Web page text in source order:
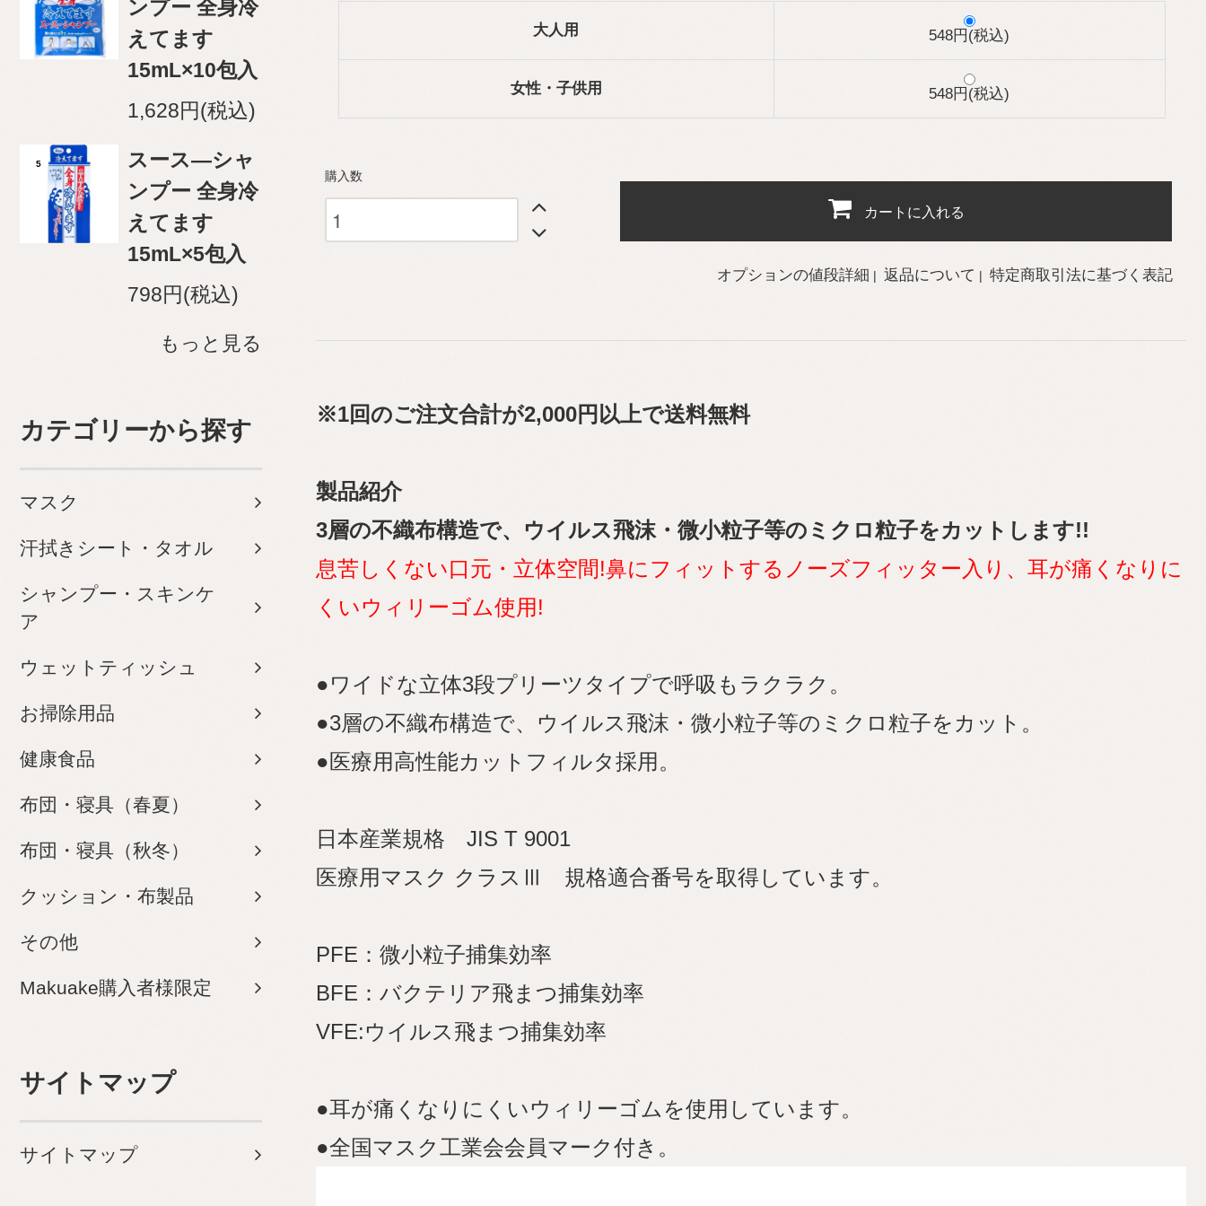
ンプー 全身冷
えてます
15mL×10包入
1,628円(税込)
5
スース―シャ
ンプー 全身冷
えてます
15mL×5包入
798円(税込)
もっと見る
カテゴリーから探す
マスク
汗拭きシート・タオル
シャンプー・スキンケ
ア
ウェットティッシュ
お掃除用品
健康食品
布団・寝具（春夏）
布団・寝具（秋冬）
クッション・布製品
その他
Makuake購入者様限定
サイトマップ
サイトマップ
大人用 548円(税込)
女性・子供用 548円(税込)
購入数
カートに入れる
オプションの値段詳細 | 返品について | 特定商取引法に基づく表記
※1回のご注文合計が2,000円以上で送料無料
製品紹介
3層の不織布構造で、ウイルス飛沫・微小粒子等のミクロ粒子をカットします!!
息苦しくない口元・立体空間!鼻にフィットするノーズフィッター入り、耳が痛くなりに
くいウィリーゴム使用!
●ワイドな立体3段プリーツタイプで呼吸もラクラク。
●3層の不織布構造で、ウイルス飛沫・微小粒子等のミクロ粒子をカット。
●医療用高性能カットフィルタ採用。
日本産業規格 JIS T 9001
医療用マスク クラスⅢ 規格適合番号を取得しています。
PFE：微小粒子捕集効率
BFE：バクテリア飛まつ捕集効率
VFE:ウイルス飛まつ捕集効率
●耳が痛くなりにくいウィリーゴムを使用しています。
●全国マスク工業会会員マーク付き。